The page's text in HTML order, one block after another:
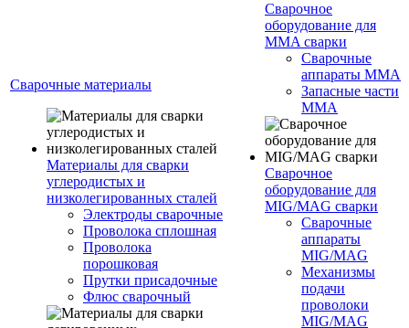
Сварочные материалы
Материалы для сварки
углеродистых и
низколегированных сталей
Электроды сварочные
Проволока сплошная
Проволока
порошковая
Прутки присадочные
Флюс сварочный
Сварочное
оборудование для
MMA сварки
Сварочные
аппараты MMA
Запасные части
MMA
Сварочное
оборудование для
MIG/MAG сварки
Сварочные
аппараты
MIG/MAG
Механизмы
подачи
проволоки
MIG/MAG